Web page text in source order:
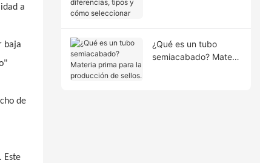
a
baja
de
Este
¿Qué es un tubo
semiacabado? Materia